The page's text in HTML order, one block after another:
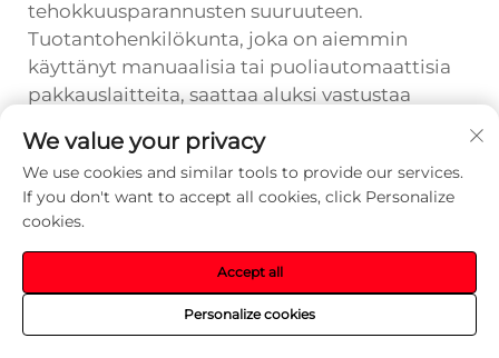
tehokkuusparannusten suuruuteen.
Tuotantohenkilökunta, joka on aiemmin
käyttänyt manuaalisia tai puoliautomaattisia
pakkauslaitteita, saattaa aluksi vastustaa
järjestelmään ja pitää muutosta uhkana
työpaikan turvallisuudelle tai vaativana
tuntemattomia teknisiä taitoja. Tehokkaat
muutoshallintaojelmat, joissa selkeästi
kommunikoidaan automaation etuja,
tarjoillaan kattavaa koulutusta ja luodaan
mahdollisuuksia työntekijöille kehittää uusia
We value your privacy
We use cookies and similar tools to provide our services.
If you don't want to accept all cookies, click Personalize
cookies.
Personalize cookies
Accept all